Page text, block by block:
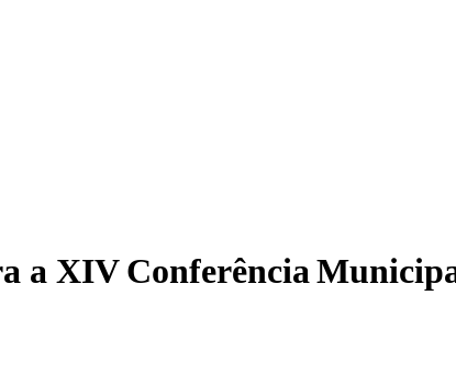
a XIV Conferência